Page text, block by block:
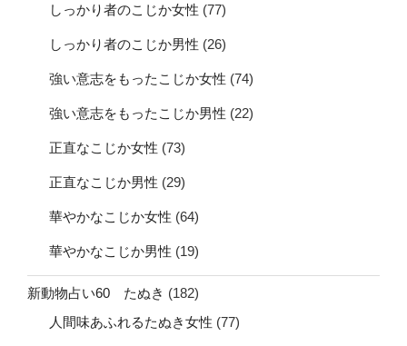
しっかり者のこじか女性 (77)
しっかり者のこじか男性 (26)
強い意志をもったこじか女性 (74)
強い意志をもったこじか男性 (22)
正直なこじか女性 (73)
正直なこじか男性 (29)
華やかなこじか女性 (64)
華やかなこじか男性 (19)
新動物占い60 たぬき (182)
人間味あふれるたぬき女性 (77)